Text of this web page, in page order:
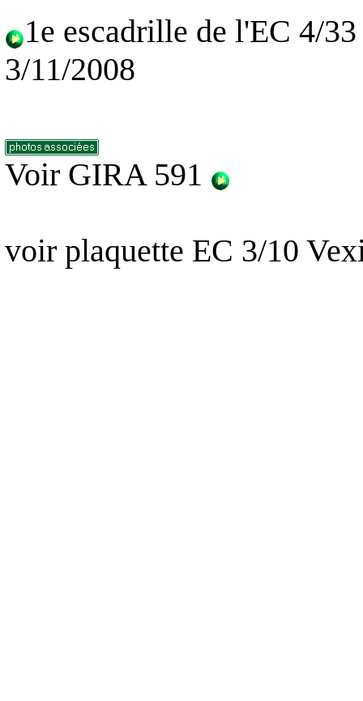
1e escadrille de l'EC 4/
3/11/2008
Voir GIRA 591
voir plaquette EC 3/10